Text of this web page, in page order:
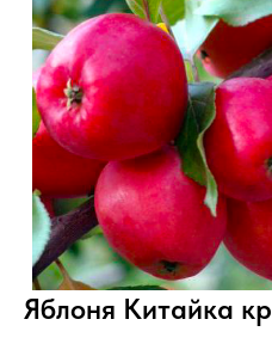
Яблоня Китайка